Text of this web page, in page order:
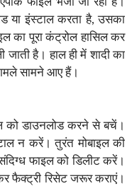
या इंस्टाल करता है, उसका
का पूरा कंट्रोल हासिल कर
है। हाल ही में शादी का
सामने आए हैं।
को डाउनलोड करने से बचें।
न करें। तुरंत मोबाइल की
फाइल को डिलीट करें।
फैक्ट्री रिसेट जरूर कराएं।